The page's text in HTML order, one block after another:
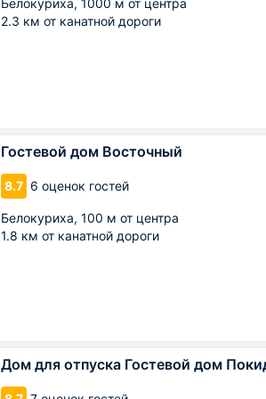
2.3 км от канатной дороги
Гостевой дом Восточный
8.7 6 оценок гостей
Белокуриха, 100 м от центра
1.8 км от канатной дороги
Дом для отпуска Гостевой дом